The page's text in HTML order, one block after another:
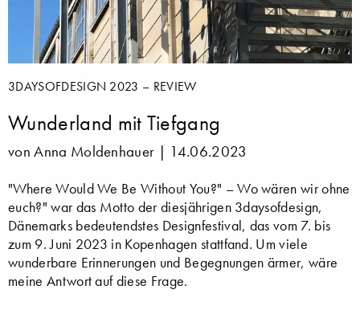
3DAYSOFDESIGN 2023 – REVIEW
Wunderland mit Tiefgang
von Anna Moldenhauer | 14.06.2023
"Where Would We Be Without You?" – Wo wären wir ohne
euch?" war das Motto der diesjährigen 3daysofdesign,
Dänemarks bedeutendstes Designfestival, das vom 7. bis
zum 9. Juni 2023 in Kopenhagen stattfand. Um viele
wunderbare Erinnerungen und Begegnungen ärmer, wäre
meine Antwort auf diese Frage.